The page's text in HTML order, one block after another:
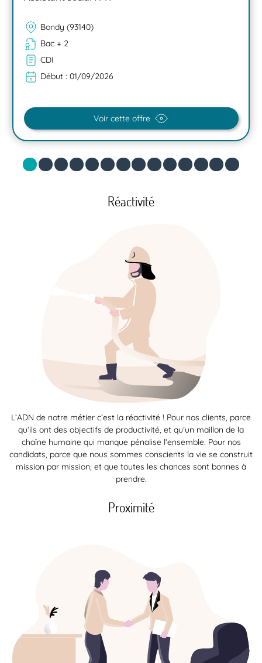
Bondy (93140)
Bac + 2
CDI
Début : 01/09/2026
Voir cette offre
Réactivité
L’ADN de notre métier c’est la réactivité ! Pour nos clients, parce
qu’ils ont des objectifs de productivité, et qu’un maillon de la
chaîne humaine qui manque pénalise l’ensemble. Pour nos
candidats, parce que nous sommes conscients la vie se construit
mission par mission, et que toutes les chances sont bonnes à
prendre.
Proximité